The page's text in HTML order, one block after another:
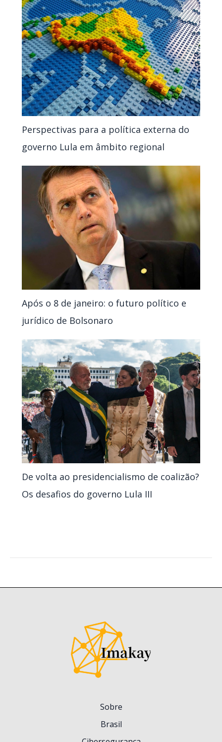
Perspectivas para a política externa do
governo Lula em âmbito regional
Após o 8 de janeiro: o futuro político e
jurídico de Bolsonaro
De volta ao presidencialismo de coalizão?
Os desafios do governo Lula III
Sobre
Brasil